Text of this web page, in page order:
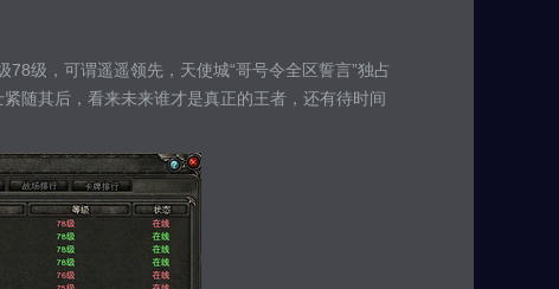
级，可谓遥遥领先，天使城“哥号令全区誓言”独占
随其后，看来未来谁才是真正的王者，还有待时间